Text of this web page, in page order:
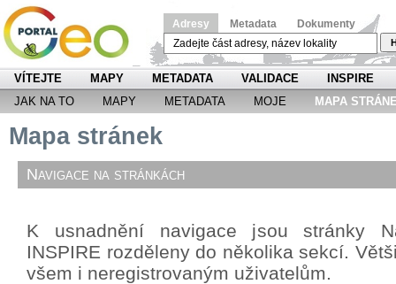
Adresy Metadata Dokumenty
VÍTEJTE MAPY METADATA VALIDACE
INSPIRE
JAK NA TO
MAPY METADATA MOJE MAPA
Mapa stránek
Navigace na stránkách
K usnadnění navigace jsou stránky
INSPIRE rozděleny do několika sekcí.
všem i neregistrovaným uživatelům.